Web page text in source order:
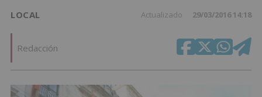
LOCAL Actualizado 29/03/2016 14:18
Redacción